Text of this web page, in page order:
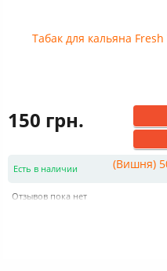
150 грн.
Есть в наличии
Отзывов пока нет